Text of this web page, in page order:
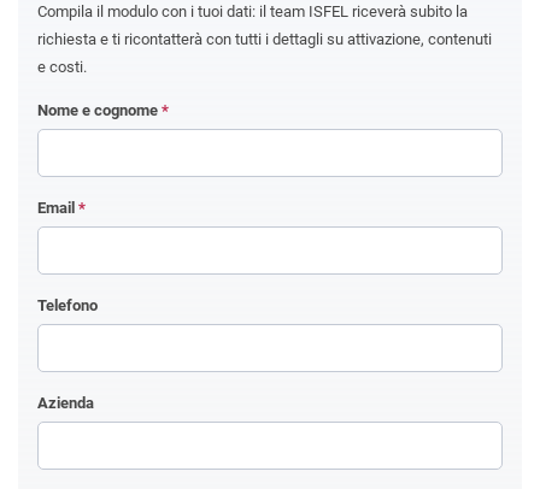
Compila il modulo con i tuoi dati: il team ISFEL riceverà subito la
richiesta e ti ricontatterà con tutti i dettagli su attivazione, contenuti
e costi.
Nome e cognome *
Email *
Telefono
Azienda